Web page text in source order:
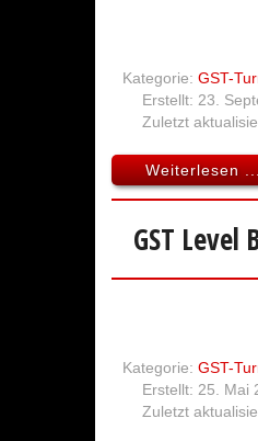
Kategorie: GST-
Erstellt: 23.
Zuletzt
Weiterlesen
GST Level
Kategorie: GST-
Erstellt: 25. Mai
Zuletzt